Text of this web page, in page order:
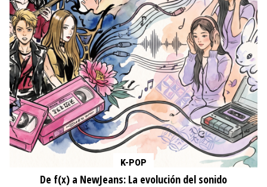
K-POP
De f(x) a NewJeans: La evolución del sonido